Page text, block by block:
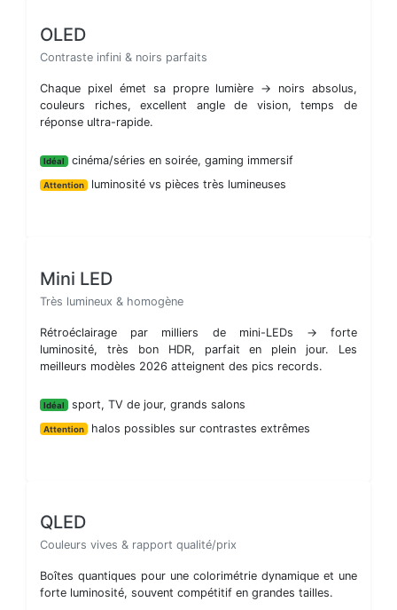
OLED
Contraste infini & noirs parfaits
Chaque pixel émet sa propre lumière → noirs absolus,
couleurs riches, excellent angle de vision, temps de
réponse ultra-rapide.
Idéal cinéma/séries en soirée, gaming immersif
Attention luminosité vs pièces très lumineuses
Mini LED
Très lumineux & homogène
Rétroéclairage par milliers de mini-LEDs → forte
luminosité, très bon HDR, parfait en plein jour. Les
meilleurs modèles 2026 atteignent des pics records.
Idéal sport, TV de jour, grands salons
Attention halos possibles sur contrastes extrêmes
QLED
Couleurs vives & rapport qualité/prix
Boîtes quantiques pour une colorimétrie dynamique et une
forte luminosité, souvent compétitif en grandes tailles.